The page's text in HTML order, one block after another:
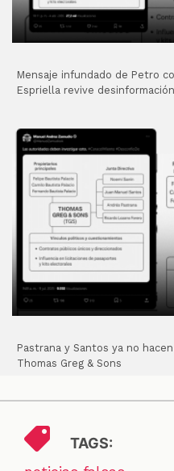
Mensaje infundado de Petro
Espriella revive
Pastrana y Santos ya no
Thomas Greg & Sons
TAGS: